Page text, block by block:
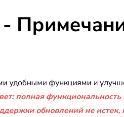
удобными функциями и
полная
обновлений не